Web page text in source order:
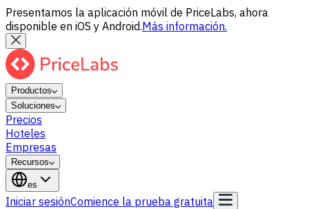
Presentamos la aplicación móvil de PriceLabs, ahora
disponible en iOS y Android.Más información.
Productos
Soluciones
Precios
Hoteles
Empresas
Recursos
es
Iniciar sesiónComience la prueba gratuita